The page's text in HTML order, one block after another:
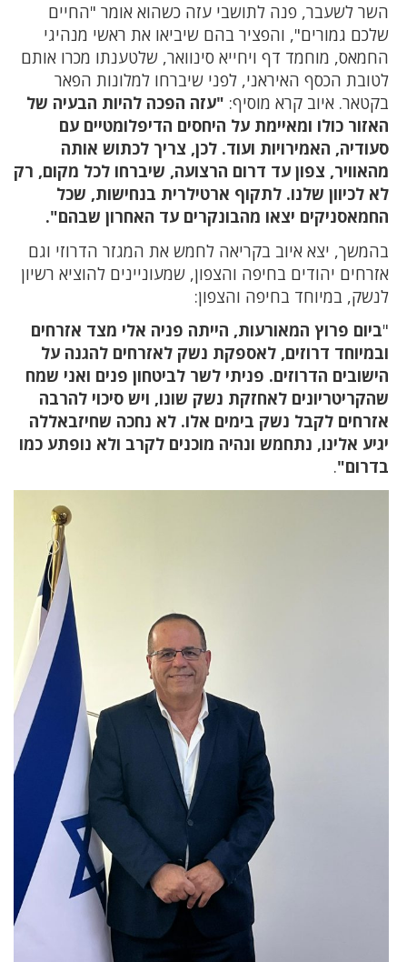
השר לשעבר, פנה לתושבי עזה כשהוא אומר "החיים
שלכם גמורים", והפציר בהם שיביאו את ראשי מנהיגי
החמאס, מוחמד דף ויחייא סינוואר, שלטענתו מכרו אותם
לטובת הכסף האיראני, לפני שיברחו למלונות הפאר
בקטאר. איוב קרא מוסיף: "עזה הפכה להיות הבעיה של
האזור כולו ומאיימת על היחסים הדיפלומטיים עם
סעודיה, האמירויות ועוד. לכן, צריך לכתוש אותה
מהאוויר, צפון עד דרום הרצועה, שיברחו לכל מקום, רק
לא לכיוון שלנו. לתקוף ארטילרית בנחישות, שכל
החמאסניקים יצאו מהבונקרים עד האחרון שבהם".
בהמשך, יצא איוב בקריאה לחמש את המגזר הדרוזי וגם
אזרחים יהודים בחיפה והצפון, שמעוניינים להוציא רשיון
לנשק, במיוחד בחיפה והצפון:
"ביום פרוץ המאורעות, הייתה פניה אלי מצד אזרחים
ובמיוחד דרוזים, לאספקת נשק לאזרחים להגנה על
הישובים הדרוזים. פניתי לשר לביטחון פנים ואני שמח
שהקריטריונים לאחזקת נשק שונו, ויש סיכוי להרבה
אזרחים לקבל נשק בימים אלו. לא נחכה שחיזבאללה
יגיע אלינו, נתחמש ונהיה מוכנים לקרב ולא נופתע כמו
בדרום".